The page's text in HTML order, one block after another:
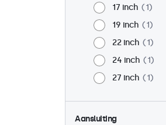
17 inch
1
19 inch
1
22 inch
1
24 inch
1
27 inch
1
Aansluiting